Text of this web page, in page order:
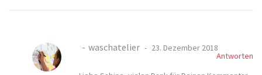
waschatelier 23. Dezember 2018
Antworten